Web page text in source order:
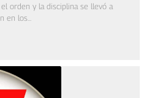
orden y la disciplina se llevó a
los...